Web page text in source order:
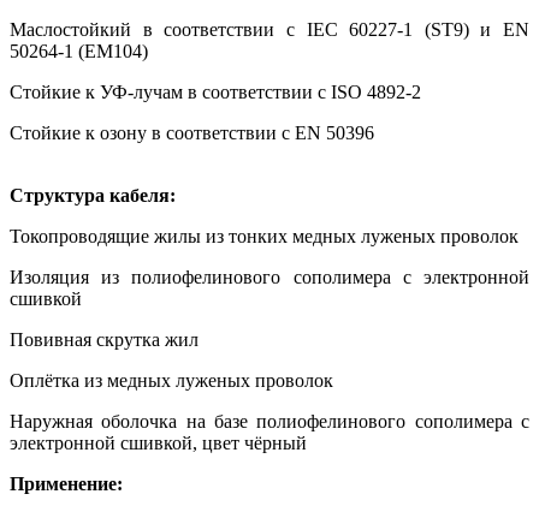
Маслостойкий в соответствии с IEC 60227-1 (ST9) и EN
50264-1 (EM104)
Стойкие к УФ-лучам в соответствии с ISO 4892-2
Стойкие к озону в соответствии с EN 50396
Структура кабеля:
Токопроводящие жилы из тонких медных луженых проволок
Изоляция из полиофелинового сополимера с электронной
сшивкой
Повивная скрутка жил
Оплётка из медных луженых проволок
Наружная оболочка на базе полиофелинового сополимера с
электронной сшивкой, цвет чёрный
Применение: